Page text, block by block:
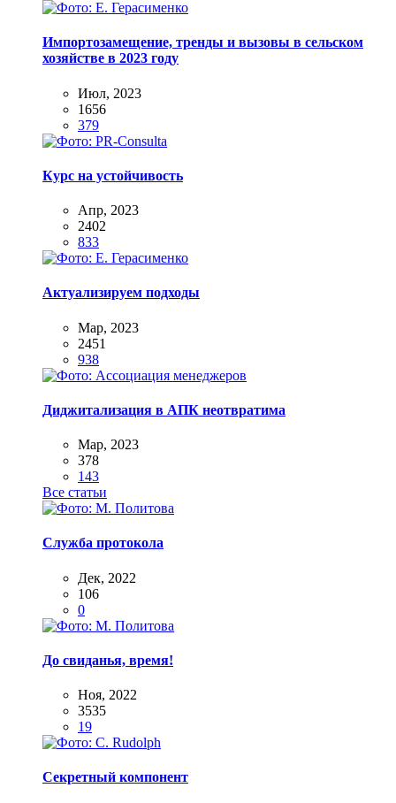
Импортозамещение, тренды и вызовы в сельском
хозяйстве в 2023 году
Июл, 2023
1656
379
Курс на устойчивость
Апр, 2023
2402
833
Актуализируем подходы
Мар, 2023
2451
938
Диджитализация в АПК неотвратима
Мар, 2023
378
143
Все статьи
Служба протокола
Дек, 2022
106
0
До свиданья, время!
Ноя, 2022
3535
19
Секретный компонент